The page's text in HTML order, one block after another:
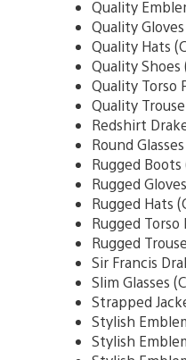
Quality
Quality
Quality Hats
Quality Shoes
Quality Torso
Quality
Redshirt
Round
Rugged
Rugged
Rugged Hats
Rugged
Rugged
Sir Francis
Slim Glasses
Strapped
Stylish
Stylish